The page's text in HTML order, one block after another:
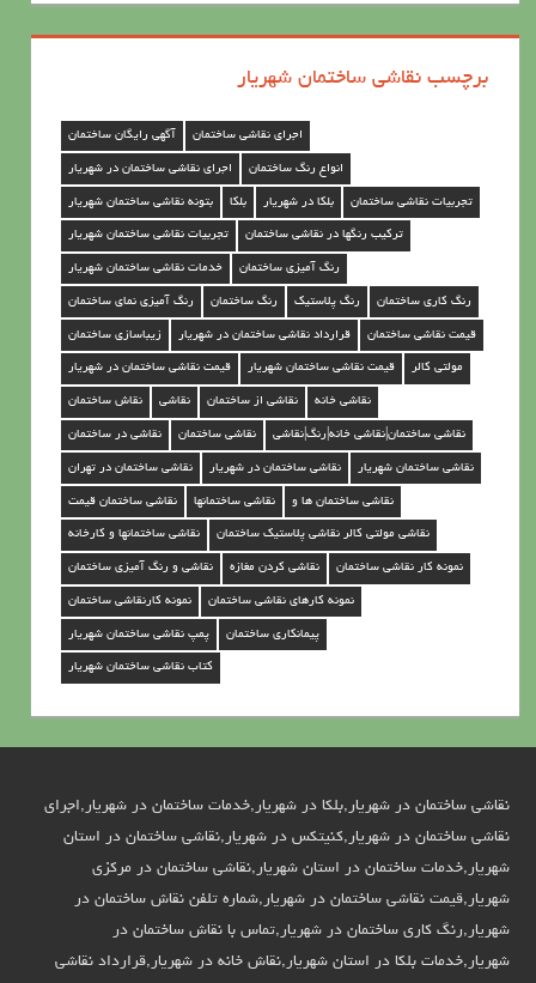
ش
ی
س
ن
د
ر
برچسب نقاشی ساختمان شهریار
آگهی رایگان ساختمان اجرای نقاشی ساختمان
اجرای نقاشی ساختمان در شهریار انواع رنگ ساختمان
بتونه نقاشی ساختمان شهریار بلکا بلکا در شهریار تجربیات نقاشی ساختمان
تجربیات نقاشی ساختمان شهریار ترکیب رنگها در نقاشی ساختمان
خدمات نقاشی ساختمان شهریار رنگ آمیزی ساختمان
رنگ آمیزی نمای ساختمان رنگ ساختمان رنگ پلاستیک رنگ کاری ساختمان
زیباسازی ساختمان قرارداد نقاشی ساختمان در شهریار قیمت نقاشی ساختمان
قیمت نقاشی ساختمان در شهریار قیمت نقاشی ساختمان شهریار مولتی کالر
نقاش ساختمان نقاشی نقاشی از ساختمان نقاشی خانه
نقاشی در ساختمان نقاشی ساختمان نقاشی ساختمان|نقاشی خانه|رنگ|نقاشی
نقاشی ساختمان در تهران نقاشی ساختمان در شهریار نقاشی ساختمان شهریار
نقاشی ساختمان قیمت نقاشی ساختمانها نقاشی ساختمان ها و
نقاشی ساختمانها و کارخانه نقاشی مولتی کالر نقاشی پلاستیک ساختمان
نقاشی و رنگ آمیزی ساختمان نقاشی کردن مغازه نمونه کار نقاشی ساختمان
نمونه کارنقاشی ساختمان نمونه کارهای نقاشی ساختمان
پمپ نقاشی ساختمان شهریار پیمانکاری ساختمان
کتاب نقاشی ساختمان شهریار
نقاشی ساختمان در شهریار,بلکا در شهریار,خدمات ساختمان در شهریار,اجرای
نقاشی ساختمان در شهریار,کنیتکس در شهریار,نقاشی ساختمان در استان
شهریار,خدمات ساختمان در استان شهریار,نقاشی ساختمان در مرکزی
شهریار,قیمت نقاشی ساختمان در شهریار,شماره تلفن نقاش ساختمان در
شهریار,رنگ کاری ساختمان در شهریار,تماس با نقاش ساختمان در
شهریار,خدمات بلکا در استان شهریار,نقاش خانه در شهریار,قرارداد نقاشی